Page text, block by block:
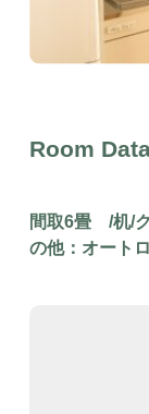
Room Data
間取6畳 /机/
の他：オート